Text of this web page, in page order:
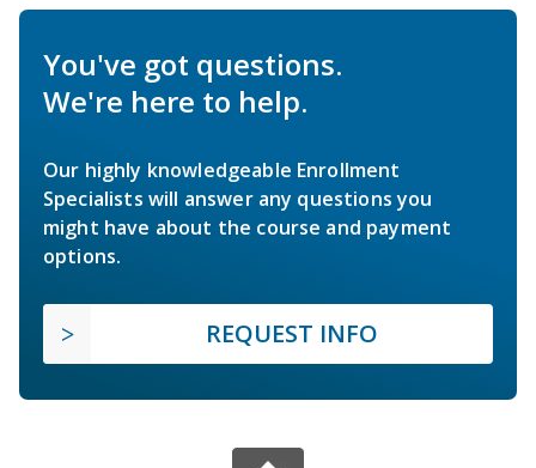
You've got questions.
We're here to help.
Our highly knowledgeable Enrollment
Specialists will answer any questions you
might have about the course and payment
options.
REQUEST INFO